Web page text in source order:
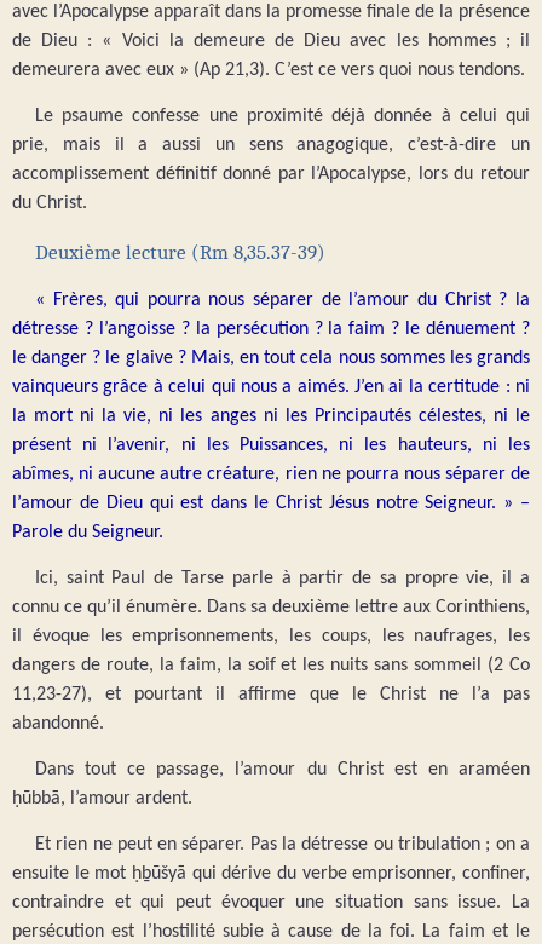
avec l’Apocalypse apparaît dans la promesse finale de la présence
de Dieu : « Voici la demeure de Dieu avec les hommes ; il
demeurera avec eux » (Ap 21,3). C’est ce vers quoi nous tendons.
Le psaume confesse une proximité déjà donnée à celui qui
prie, mais il a aussi un sens anagogique, c’est-à-dire un
accomplissement définitif donné par l’Apocalypse, lors du retour
du Christ.
Deuxième lecture (Rm 8,35.37-39)
« Frères, qui pourra nous séparer de l’amour du Christ ? la
détresse ? l’angoisse ? la persécution ? la faim ? le dénuement ?
le danger ? le glaive ? Mais, en tout cela nous sommes les grands
vainqueurs grâce à celui qui nous a aimés. J’en ai la certitude : ni
la mort ni la vie, ni les anges ni les Principautés célestes, ni le
présent ni l’avenir, ni les Puissances, ni les hauteurs, ni les
abîmes, ni aucune autre créature, rien ne pourra nous séparer de
l’amour de Dieu qui est dans le Christ Jésus notre Seigneur. » –
Parole du Seigneur.
Ici, saint Paul de Tarse parle à partir de sa propre vie, il a
connu ce qu’il énumère. Dans sa deuxième lettre aux Corinthiens,
il évoque les emprisonnements, les coups, les naufrages, les
dangers de route, la faim, la soif et les nuits sans sommeil (2 Co
11,23-27), et pourtant il affirme que le Christ ne l’a pas
abandonné.
Dans tout ce passage, l’amour du Christ est en araméen
ḥūbbā, l’amour ardent.
Et rien ne peut en séparer. Pas la détresse ou tribulation ; on a
ensuite le mot ḥḇūšyā qui dérive du verbe emprisonner, confiner,
contraindre et qui peut évoquer une situation sans issue. La
persécution est l’hostilité subie à cause de la foi. La faim et le